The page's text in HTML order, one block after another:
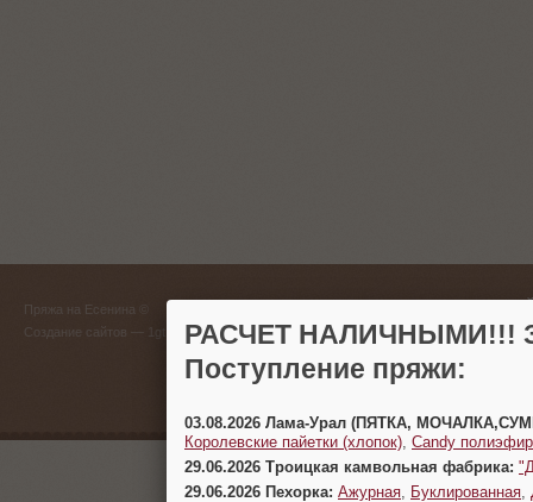
Пряжа на Есенина ©
Создание сайтов
(383)
г.
РАСЧЕТ НАЛИЧНЫМИ!!!
Поступление пряжи:
03.08.2026 Лама-Урал (ПЯТКА,
Королевские пайетки (хлопок) Candy
29.06.2026 Троицкая камвольная фабрика:
29.06.2026 Пехорка: Ажурная Буклированная